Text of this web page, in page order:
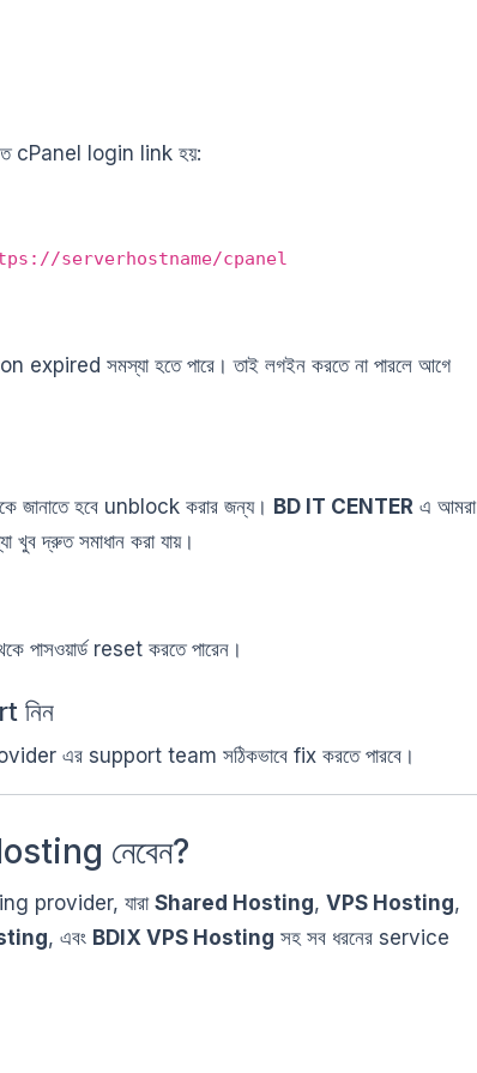
cPanel login link হয়:
serverhostname/cpanel
সমস্যা হতে পারে। তাই লগইন করতে না পারলে আগে
জানাতে হবে unblock করার জন্য। BD IT CENTER এ আমরা
দ্রুত সমাধান করা যায়।
পাসওয়ার্ড reset করতে পারেন।
নিন
এর support team সঠিকভাবে fix করতে পারবে।
নেবেন?
provider, যারা Shared Hosting, VPS Hosting,
, এবং BDIX VPS Hosting সহ সব ধরনের service